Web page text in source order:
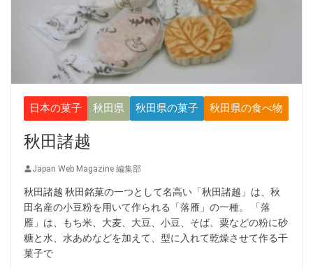
日本の菓子 秋田県 秋田県の菓子 秋田県の食べ物
秋田諸越
Japan Web Magazine 編集部
秋田諸越 秋田銘菓の一つとして名高い「秋田諸越」は、秋
田名産の小豆粉を用いて作られる「落雁」の一種。 「落
雁」は、もち米、大麦、大豆、小豆、そば、粟などの粉に砂
糖と水、水あめなどを加えて、型に入れて乾燥させて作る干
菓子で